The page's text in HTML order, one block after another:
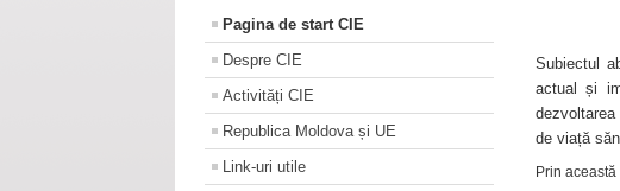
Pagina de start CIE
Despre CIE
Activități CIE
Republica Moldova și UE
Link-uri utile
Subiectul
actual și
de viață
Prin